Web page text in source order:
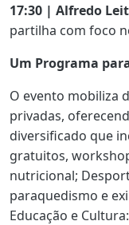
17:30 | Alfredo
partilha com foco
Um Programa
O evento mobiliza
privadas,
diversificado que
gratuitos,
nutricional;
paraquedismo e
Educação e